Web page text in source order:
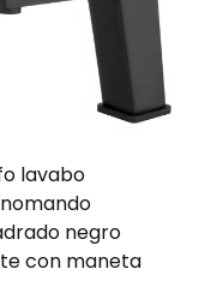
lavabo
negro
con maneta